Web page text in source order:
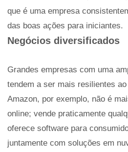
que é uma empresa
das boas ações para iniciantes.
Negócios diversificados
Grandes empresas com uma
tendem a ser mais resilientes
Amazon, por exemplo, não é
online; vende praticamente
oferece software para
juntamente com soluções em